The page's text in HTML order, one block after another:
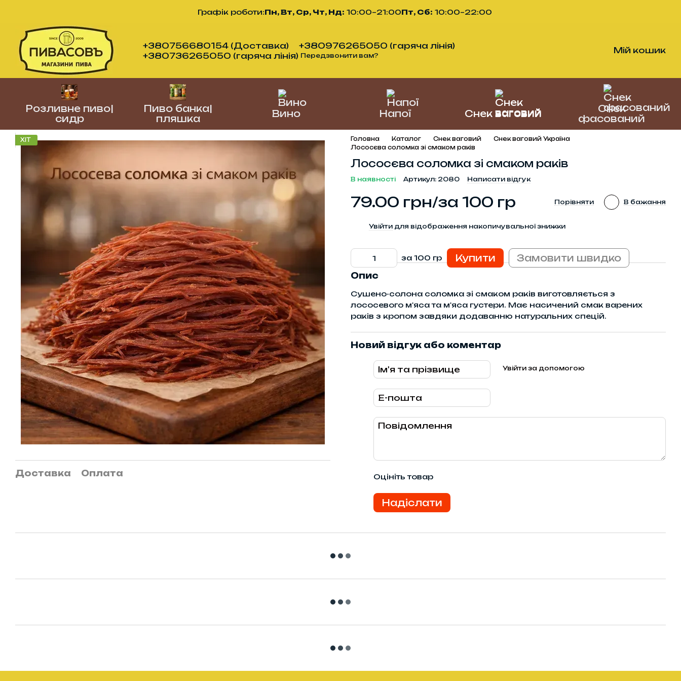
Графік роботи:Пн, Вт, Ср, Чт, Нд: 10:00–21:00Пт, Сб: 10:00–22:00
+380756680154 (Доставка)
+380976265050 (гаряча лінія)
+380736265050 (гаряча лінія) Передзвонити вам?
Мій кошик
Розливне пиво|
сидр
Пиво банка|
пляшка
Вино Напої Снек ваговий
Снек
фасований
ХІТ
Доставка Оплата
Головна Каталог Снек ваговий
Снек ваговий Україна
Лососєва соломка зі смаком раків
Лососєва соломка зі смаком раків
В наявності Артикул: 2080 Написати відгук
79.00 грн/за 100 гр Порівняти В бажання
Увійти для відображення накопичувальної знижки
за 100 гр Купити Замовити швидко
Опис
Сушено-солона соломка зі смаком раків виготовляється з
лососевого м'яса та м'яса густери. Має насичений смак варених
раків з кропом завдяки додаванню натуральних спецій.
Новий відгук або коментар
Увійти за допомогою
Оцініть товар
Надіслати